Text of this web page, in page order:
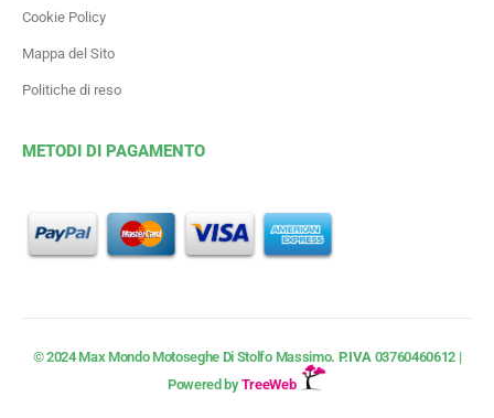
Cookie Policy
Mappa del Sito
Politiche di reso
METODI DI PAGAMENTO
© 2024 Max Mondo Motoseghe Di Stolfo Massimo. P.IVA03760460612 |
Powered byTreeWeb